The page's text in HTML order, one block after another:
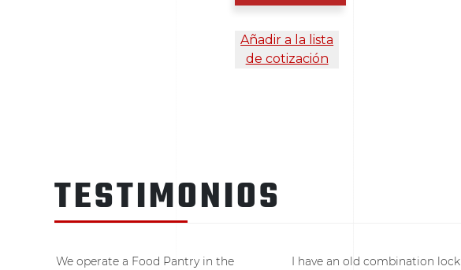
Añadir a la lista
de cotización
TESTIMONIOS
We operate a Food Pantry in the
I have an old combination lock